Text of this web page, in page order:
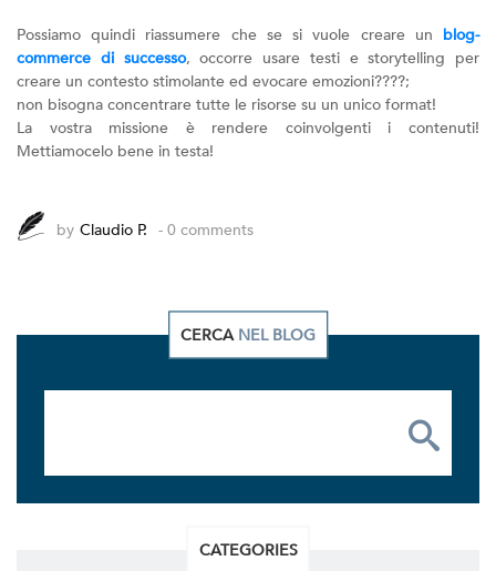
Possiamo quindi riassumere che se si vuole creare un blog-
commerce di successo, occorre usare testi e storytelling per
creare un contesto stimolante ed evocare emozioni????;
non bisogna concentrare tutte le risorse su un unico format!
La vostra missione è rendere coinvolgenti i contenuti!
Mettiamocelo bene in testa!
by Claudio P. - 0 comments
CERCA NEL BLOG
CATEGORIES